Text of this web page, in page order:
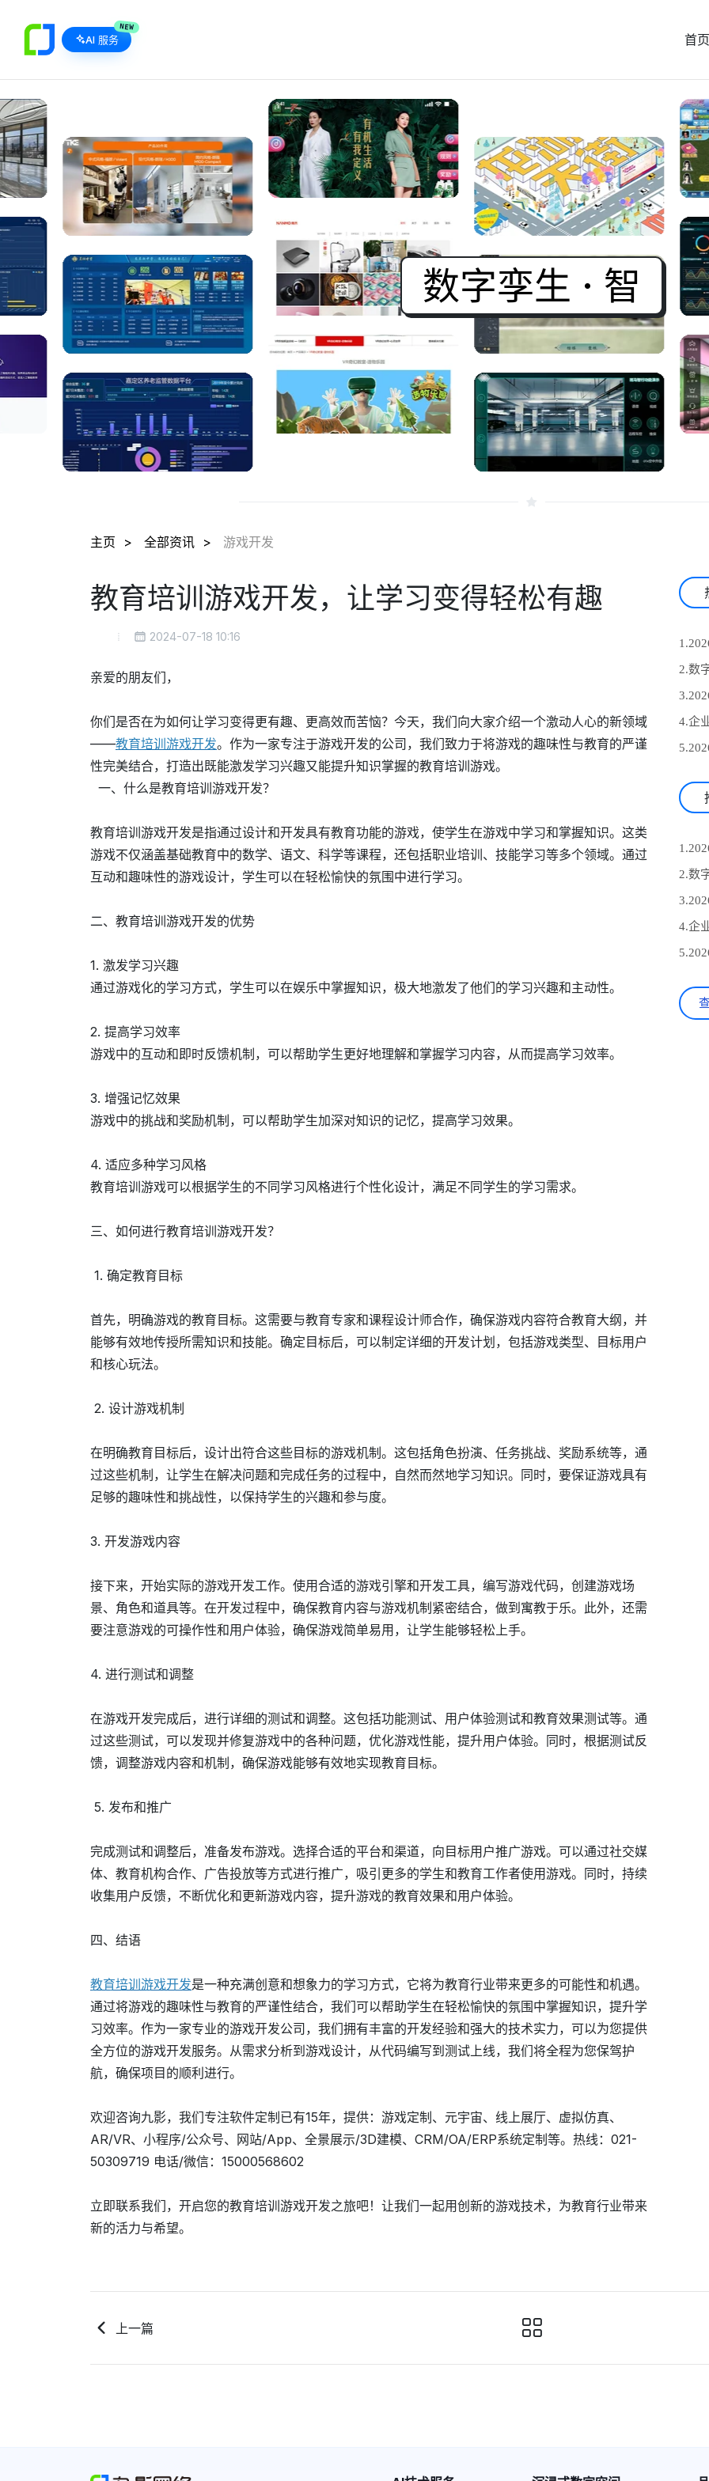
AI 服务
NEW
首页
App
主页 全部资讯 游戏开发
教育培训游戏开发，让学习变得轻松有趣
2024-07-18 10:16
亲爱的朋友们，
你们是否在为如何让学习变得更有趣、更高效而苦恼？今天，我们向大家介绍一个激动人心的新领域
——教育培训游戏开发。作为一家专注于游戏开发的公司，我们致力于将游戏的趣味性与教育的严谨
性完美结合，打造出既能激发学习兴趣又能提升知识掌握的教育培训游戏。
一、什么是教育培训游戏开发？
教育培训游戏开发是指通过设计和开发具有教育功能的游戏，使学生在游戏中学习和掌握知识。这类
游戏不仅涵盖基础教育中的数学、语文、科学等课程，还包括职业培训、技能学习等多个领域。通过
互动和趣味性的游戏设计，学生可以在轻松愉快的氛围中进行学习。
二、教育培训游戏开发的优势
1. 激发学习兴趣
通过游戏化的学习方式，学生可以在娱乐中掌握知识，极大地激发了他们的学习兴趣和主动性。
2. 提高学习效率
游戏中的互动和即时反馈机制，可以帮助学生更好地理解和掌握学习内容，从而提高学习效率。
3. 增强记忆效果
游戏中的挑战和奖励机制，可以帮助学生加深对知识的记忆，提高学习效果。
4. 适应多种学习风格
教育培训游戏可以根据学生的不同学习风格进行个性化设计，满足不同学生的学习需求。
三、如何进行教育培训游戏开发？
1. 确定教育目标
首先，明确游戏的教育目标。这需要与教育专家和课程设计师合作，确保游戏内容符合教育大纲，并
能够有效地传授所需知识和技能。确定目标后，可以制定详细的开发计划，包括游戏类型、目标用户
和核心玩法。
2. 设计游戏机制
在明确教育目标后，设计出符合这些目标的游戏机制。这包括角色扮演、任务挑战、奖励系统等，通
过这些机制，让学生在解决问题和完成任务的过程中，自然而然地学习知识。同时，要保证游戏具有
足够的趣味性和挑战性，以保持学生的兴趣和参与度。
3. 开发游戏内容
接下来，开始实际的游戏开发工作。使用合适的游戏引擎和开发工具，编写游戏代码，创建游戏场
景、角色和道具等。在开发过程中，确保教育内容与游戏机制紧密结合，做到寓教于乐。此外，还需
要注意游戏的可操作性和用户体验，确保游戏简单易用，让学生能够轻松上手。
4. 进行测试和调整
在游戏开发完成后，进行详细的测试和调整。这包括功能测试、用户体验测试和教育效果测试等。通
过这些测试，可以发现并修复游戏中的各种问题，优化游戏性能，提升用户体验。同时，根据测试反
馈，调整游戏内容和机制，确保游戏能够有效地实现教育目标。
5. 发布和推广
完成测试和调整后，准备发布游戏。选择合适的平台和渠道，向目标用户推广游戏。可以通过社交媒
体、教育机构合作、广告投放等方式进行推广，吸引更多的学生和教育工作者使用游戏。同时，持续
收集用户反馈，不断优化和更新游戏内容，提升游戏的教育效果和用户体验。
四、结语
教育培训游戏开发是一种充满创意和想象力的学习方式，它将为教育行业带来更多的可能性和机遇。
通过将游戏的趣味性与教育的严谨性结合，我们可以帮助学生在轻松愉快的氛围中掌握知识，提升学
习效率。作为一家专业的游戏开发公司，我们拥有丰富的开发经验和强大的技术实力，可以为您提供
全方位的游戏开发服务。从需求分析到游戏设计，从代码编写到测试上线，我们将全程为您保驾护
航，确保项目的顺利进行。
欢迎咨询九影，我们专注软件定制已有15年，提供：游戏定制、元宇宙、线上展厅、虚拟仿真、
AR/VR、小程序/公众号、网站/App、全景展示/3D建模、CRM/OA/ERP系统定制等。热线：021-
50309719 电话/微信：15000568602
立即联系我们，开启您的教育培训游戏开发之旅吧！让我们一起用创新的游戏技术，为教育行业带来
新的活力与希望。
上一篇